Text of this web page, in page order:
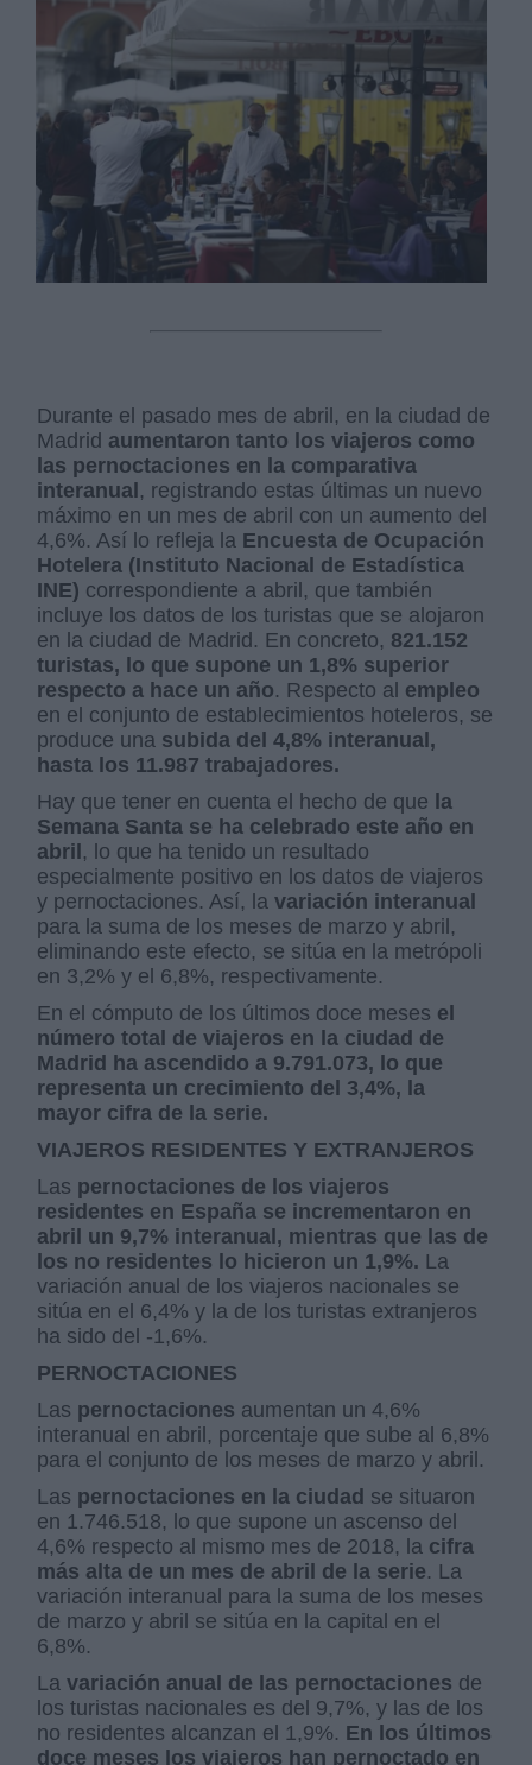
Durante el pasado mes de abril, en la ciudad de
Madrid aumentaron tanto los viajeros como
las pernoctaciones en la comparativa
interanual , registrando estas últimas un nuevo
máximo en un mes de abril con un aumento del
4,6%. Así lo refleja la Encuesta de Ocupación
Hotelera (Instituto Nacional de Estadística
INE) correspondiente a abril, que también
incluye los datos de los turistas que se alojaron
en la ciudad de Madrid. En concreto, 821.152
turistas, lo que supone un 1,8% superior
respecto a hace un año. Respecto al empleo
en el conjunto de establecimientos hoteleros, se
produce una subida del 4,8% interanual,
hasta los 11.987 trabajadores.
Hay que tener en cuenta el hecho de que la
Semana Santa se ha celebrado este año en
abril , lo que ha tenido un resultado
especialmente positivo en los datos de viajeros
y pernoctaciones. Así, lavariación interanual
para la suma de los meses de marzo y abril,
eliminando este efecto, se sitúa en la metrópoli
en 3,2% y el 6,8%, respectivamente.
En el cómputo de los últimos doce meses el
número total de viajeros en la ciudad de
Madrid ha ascendido a 9.791.073, lo que
representa un crecimiento del 3,4%, la
mayor cifra de la serie.
VIAJEROS RESIDENTES Y EXTRANJEROS
Las pernoctaciones de los viajeros
residentes en España se incrementaron en
abril un 9,7% interanual, mientras que las de
los no residentes lo hicieron un 1,9%. La
variación anual de los viajeros nacionales se
sitúa en el 6,4% y la de los turistas extranjeros
ha sido del -1,6%.
PERNOCTACIONES
Las pernoctaciones aumentan un 4,6%
interanual en abril, porcentaje que sube al 6,8%
para el conjunto de los meses de marzo y abril.
Las pernoctaciones en la ciudad se situaron
en 1.746.518, lo que supone un ascenso del
4,6% respecto al mismo mes de 2018, la cifra
más alta de un mes de abril de la serie. La
variación interanual para la suma de los meses
de marzo y abril se sitúa en la capital en el
6,8%.
Lavariación anual de las pernoctaciones de
los turistas nacionales es del 9,7%, y las de los
no residentes alcanzan el 1,9%. En los últimos
doce meses los viajeros han pernoctado en
link